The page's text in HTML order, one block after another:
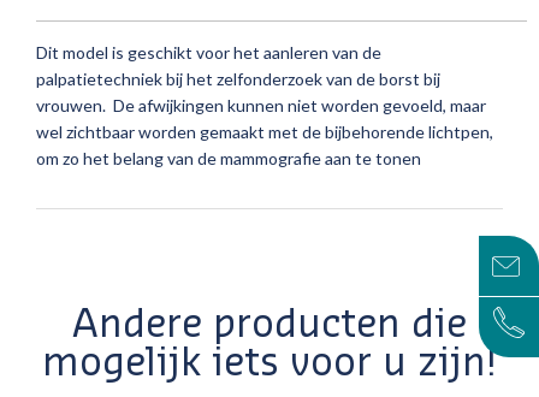
Dit model is geschikt voor het aanleren van de
palpatietechniek bij het zelfonderzoek van de borst bij
vrouwen. De afwijkingen kunnen niet worden gevoeld, maar
wel zichtbaar worden gemaakt met de bijbehorende lichtpen,
om zo het belang van de mammografie aan te tonen
Andere producten die
mogelijk iets voor u zijn!